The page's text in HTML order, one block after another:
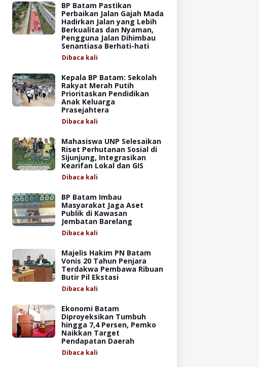
BP Batam Pastikan
Perbaikan Jalan Gajah Mada
Hadirkan Jalan yang Lebih
Berkualitas dan Nyaman,
Pengguna Jalan Dihimbau
Senantiasa Berhati-hati
Dibaca kali
Kepala BP Batam: Sekolah
Rakyat Merah Putih
Prioritaskan Pendidikan
Anak Keluarga
Prasejahtera
Dibaca kali
Mahasiswa UNP Selesaikan
Riset Perhutanan Sosial di
Sijunjung, Integrasikan
Kearifan Lokal dan GIS
Dibaca kali
BP Batam Imbau
Masyarakat Jaga Aset
Publik di Kawasan
Jembatan Barelang
Dibaca kali
Majelis Hakim PN Batam
Vonis 20 Tahun Penjara
Terdakwa Pembawa Ribuan
Butir Pil Ekstasi
Dibaca kali
Ekonomi Batam
Diproyeksikan Tumbuh
hingga 7,4 Persen, Pemko
Naikkan Target
Pendapatan Daerah
Dibaca kali